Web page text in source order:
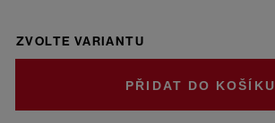
ZVOLTE VARIANTU
DO KOŠÍKU